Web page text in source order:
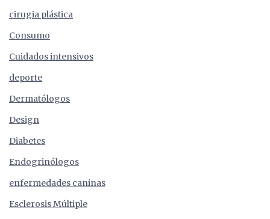
cirugia plástica
Consumo
Cuidados intensivos
deporte
Dermatólogos
Design
Diabetes
Endogrinólogos
enfermedades caninas
Esclerosis Múltiple